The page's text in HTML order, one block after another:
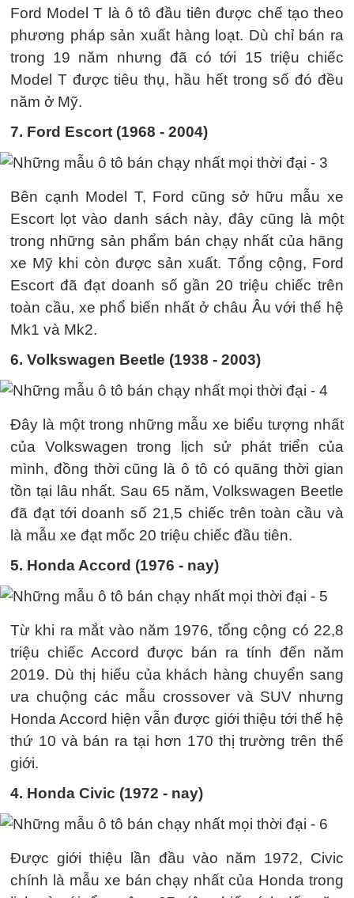
Ford Model T là ô tô đầu tiên được chế tạo theo
phương pháp sản xuất hàng loạt. Dù chỉ bán ra
trong 19 năm nhưng đã có tới 15 triệu chiếc
Model T được tiêu thụ, hầu hết trong số đó đều
năm ở Mỹ.
7. Ford Escort (1968 - 2004)
Bên cạnh Model T, Ford cũng sở hữu mẫu xe
Escort lọt vào danh sách này, đây cũng là một
trong những sản phẩm bán chạy nhất của hãng
xe Mỹ khi còn được sản xuất. Tổng cộng, Ford
Escort đã đạt doanh số gần 20 triệu chiếc trên
toàn cầu, xe phổ biến nhất ở châu Âu với thế hệ
Mk1 và Mk2.
6. Volkswagen Beetle (1938 - 2003)
Đây là một trong những mẫu xe biểu tượng nhất
của Volkswagen trong lịch sử phát triển của
mình, đồng thời cũng là ô tô có quãng thời gian
tồn tại lâu nhất. Sau 65 năm, Volkswagen Beetle
đã đạt tới doanh số 21,5 chiếc trên toàn cầu và
là mẫu xe đạt mốc 20 triệu chiếc đầu tiên.
5. Honda Accord (1976 - nay)
Từ khi ra mắt vào năm 1976, tổng cộng có 22,8
triệu chiếc Accord được bán ra tính đến năm
2019. Dù thị hiếu của khách hàng chuyển sang
ưa chuộng các mẫu crossover và SUV nhưng
Honda Accord hiện vẫn được giới thiệu tới thế hệ
thứ 10 và bán ra tại hơn 170 thị trường trên thế
giới.
4. Honda Civic (1972 - nay)
Được giới thiệu lần đầu vào năm 1972, Civic
chính là mẫu xe bán chạy nhất của Honda trong